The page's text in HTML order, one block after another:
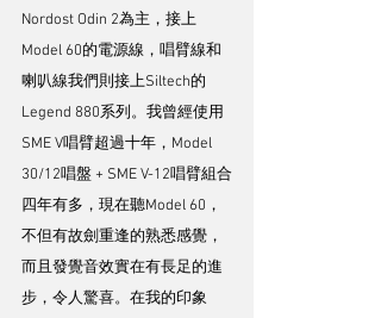
Nordost Odin 2為主，接上
Model 60的電源線，唱臂線和
喇叭線我們則接上Siltech的
Legend 880系列。我曾經使用
SME V唱臂超過十年，Model
30/12唱盤 + SME V-12唱臂組合
四年有多，現在聽Model 60，
不但有故劍重逢的熟悉感覺，
而且發覺音效實在有長足的進
步，令人驚喜。在我的印象